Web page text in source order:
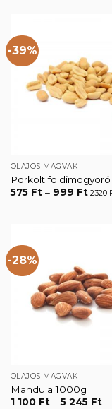
-39%
OLAJOS MAGVAK
Pörkölt
575 Ft – 999 Ft2320
-28%
OLAJOS MAGVAK
Mandula 1000g
1 100 Ft – 5 245 Ft